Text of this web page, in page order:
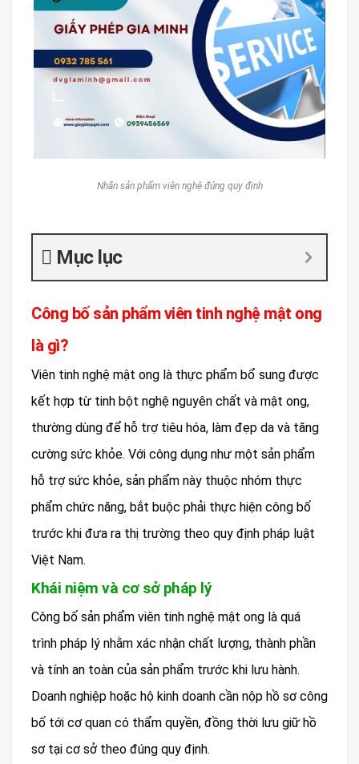
Nhãn sản phẩm viên nghệ đúng quy định
Mục lục
Công bố sản phẩm viên tinh nghệ mật ong
là gì?
Viên tinh nghệ mật ong là thực phẩm bổ sung được
kết hợp từ tinh bột nghệ nguyên chất và mật ong,
thường dùng để hỗ trợ tiêu hóa, làm đẹp da và tăng
cường sức khỏe. Với công dụng như một sản phẩm
hỗ trợ sức khỏe, sản phẩm này thuộc nhóm thực
phẩm chức năng, bắt buộc phải thực hiện công bố
trước khi đưa ra thị trường theo quy định pháp luật
Việt Nam.
Khái niệm và cơ sở pháp lý
Công bố sản phẩm viên tinh nghệ mật ong là quá
trình pháp lý nhằm xác nhận chất lượng, thành phần
và tính an toàn của sản phẩm trước khi lưu hành.
Doanh nghiệp hoặc hộ kinh doanh cần nộp hồ sơ công
bố tới cơ quan có thẩm quyền, đồng thời lưu giữ hồ
sơ tại cơ sở theo đúng quy định.